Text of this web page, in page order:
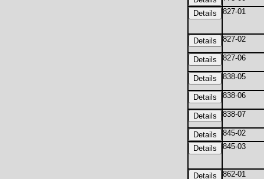
827-01
827-02
827-06
838-05
838-06
838-07
845-02
845-03
862-01